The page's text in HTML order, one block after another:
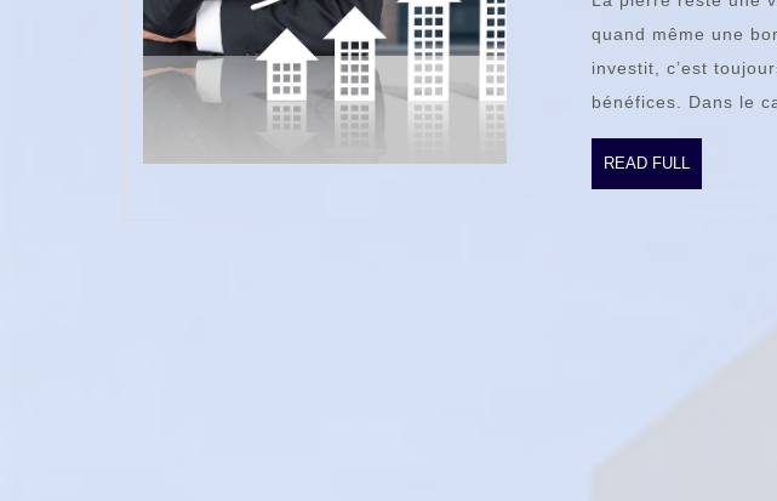
quand même une
investit, c’est
bénéfices. Dans le
READ FULL
FULL